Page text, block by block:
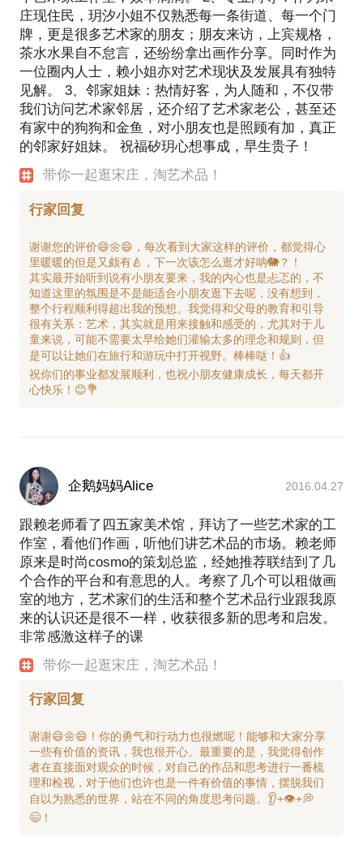
庄现住民，玥汐小姐不仅熟悉每一条街道、每一个门
牌，更是很多艺术家的朋友；朋友来访，上宾规格，
茶水水果自不怠言，还纷纷拿出画作分享。同时作为
一位圈内人士，赖小姐亦对艺术现状及发展具有独特
见解。 3、邻家姐妹：热情好客，为人随和，不仅带
我们访问艺术家邻居，还介绍了艺术家老公，甚至还
有家中的狗狗和金鱼，对小朋友也是照顾有加，真正
的邻家好姐妹。 祝福矽玥心想事成，早生贵子！
带你一起逛宋庄，淘艺术品！
行家回复
谢谢您的评价😄🌼😄，每次看到大家这样的评价，都觉得心
里暖暖的但是又颇有🍐，下一次该怎么逛才好呐🐘？！
其实最开始听到说有小朋友要来，我的内心也是忐忑的，不
知道这里的氛围是不是能适合小朋友逛下去呢，没有想到，
整个行程顺利得超出我的预想。我觉得和父母的教育和引导
很有关系：艺术，其实就是用来接触和感受的，尤其对于儿
童来说，可能不需要太早给她们灌输太多的理念和规则，但
是可以让她们在旅行和游玩中打开视野。棒棒哒！👍
祝你们的事业都发展顺利，也祝小朋友健康成长，每天都开
企鹅妈妈Alice 2016.04.27
跟赖老师看了四五家美术馆，拜访了一些艺术家的工
作室，看他们作画，听他们讲艺术品的市场。赖老师
原来是时尚cosmo的策划总监，经她推荐联结到了几
个合作的平台和有意思的人。考察了几个可以租做画
室的地方，艺术家们的生活和整个艺术品行业跟我原
来的认识还是很不一样，收获很多新的思考和启发。
非常感激这样子的课
带你一起逛宋庄，淘艺术品！
行家回复
谢谢😄🌼😄！你的勇气和行动力也很燃呢！能够和大家分享
一些有价值的资讯，我也很开心。最重要的是，我觉得创作
者在直接面对观众的时候，对自己的作品和思考进行一番梳
理和检视，对于他们也许也是一件有价值的事情，摆脱我们
自以为熟悉的世界，站在不同的角度思考问题。👂+👁️+💭